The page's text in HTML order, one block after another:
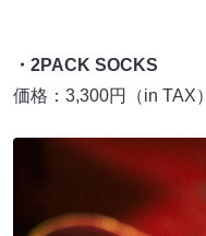
・2PACK SOCKS
価格：3,300円（in TAX）